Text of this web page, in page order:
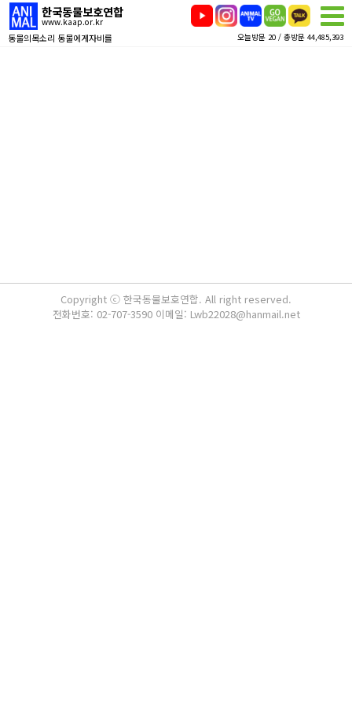
한국동물보호연합
www.kaap.or.kr
동물의목소리 동물에게자비를 오늘방문 20 / 총방문 44,485,393
Copyright ⓒ 한국동물보호연합. All right reserved.
전화번호: 02-707-3590 이메일: Lwb22028@hanmail.net